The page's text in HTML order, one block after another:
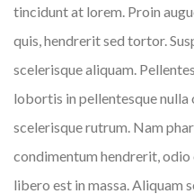
tincidunt at lorem. Proin
quis, hendrerit sed tortor.
scelerisque aliquam.
lobortis in pellentesque nulla
scelerisque rutrum. Nam
condimentum hendrerit,
libero est in massa. Aliquam